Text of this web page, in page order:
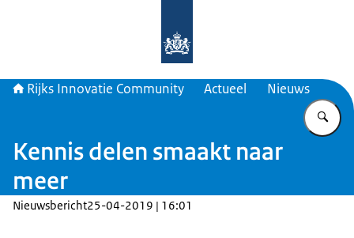
Rijks Innovatie Community Actueel Nieuws
Kennis delen smaakt naar
meer
Nieuwsbericht25-04-2019 | 16:01